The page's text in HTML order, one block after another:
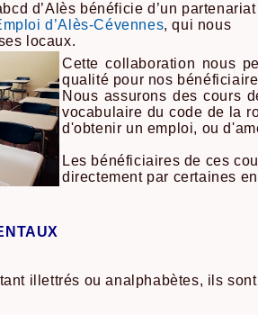
d’Alès bénéficie d’un partenariat
d’Alès-Cévennes, qui nous
locaux.
Cette collaboration nous
qualité pour nos
Nous assurons des cours
vocabulaire du code de la
d'obtenir un emploi, ou
Les bénéficiaires de ces
directement par certaines
illettrés ou analphabètes, ils